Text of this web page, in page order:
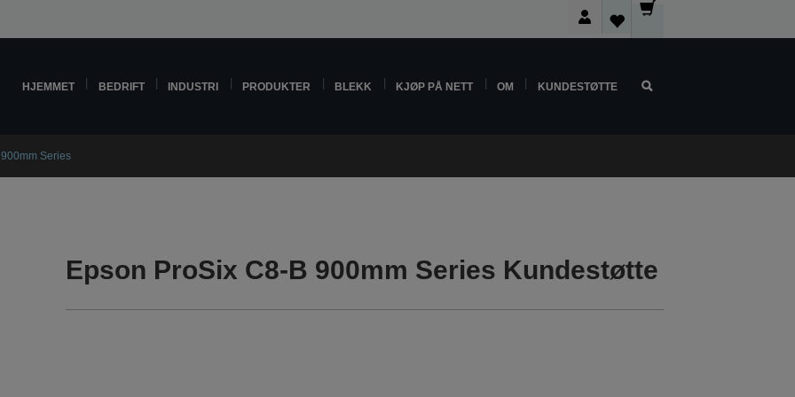
HJEMMET BEDRIFT INDUSTRI PRODUKTER BLEKK KJØP PÅ NETT OM KUNDESTØTTE
Series
Epson ProSix C8-B 900mm Series Kundestøtte